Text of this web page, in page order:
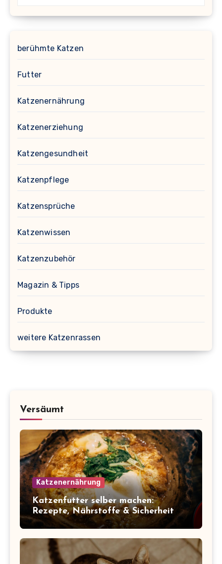
berühmte Katzen
Futter
Katzenernährung
Katzenerziehung
Katzengesundheit
Katzenpflege
Katzensprüche
Katzenwissen
Katzenzubehör
Magazin & Tipps
Produkte
weitere Katzenrassen
Versäumt
Katzenernährung
Katzenfutter selber machen:
Rezepte, Nährstoffe & Sicherheit